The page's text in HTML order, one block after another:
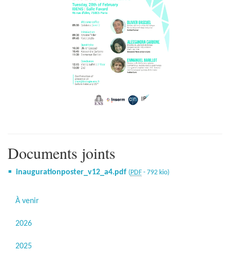
Documents joints
inaugurationposter_v12_a4.pdf ( PDF- 792 kio)
À venir
2026
2025